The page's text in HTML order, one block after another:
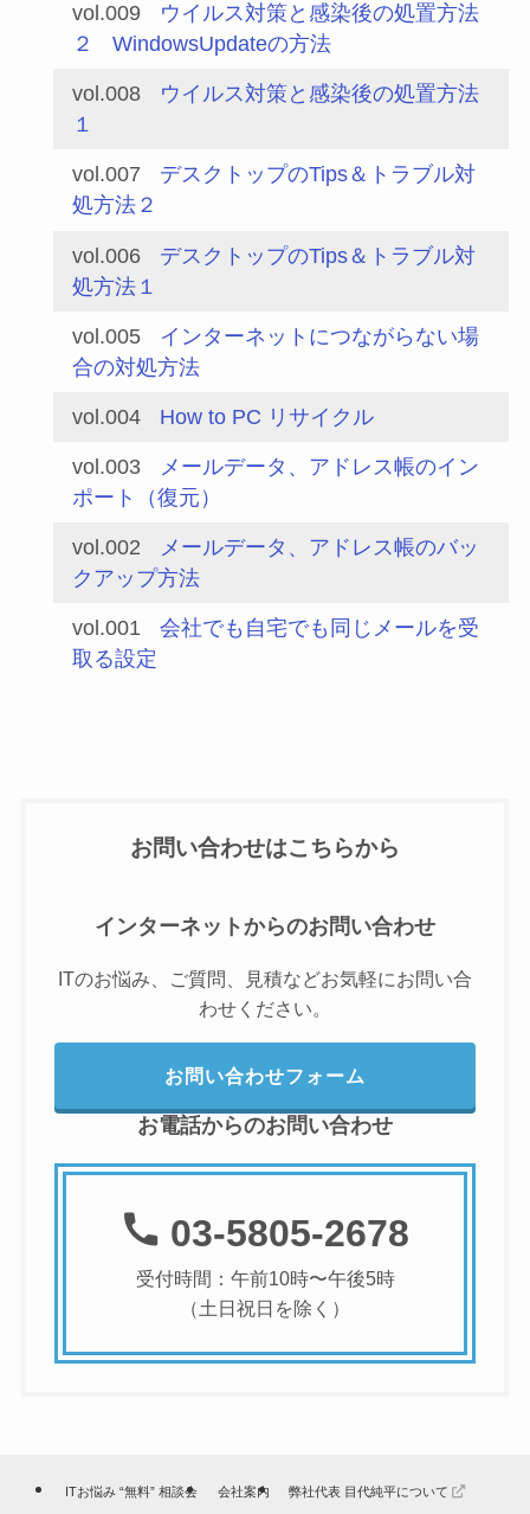
vol.009
ウイルス対策と感染後の処置方法
２
WindowsUpdateの方法
vol.008
ウイルス対策と感染後の処置方法
１
vol.007
デスクトップのTips＆トラブル対
処方法２
vol.006
デスクトップのTips＆トラブル対
処方法１
vol.005
インターネットにつながらない場
合の対処方法
vol.004 How to PC リサイクル
vol.003
メールデータ、アドレス帳のイン
ポート（復元）
vol.002
メールデータ、アドレス帳のバッ
クアップ方法
vol.001
会社でも自宅でも同じメールを受
取る設定
お問い合わせはこちらから
インターネットからのお問い合わせ
ITのお悩み、ご質問、見積などお気軽にお問い合
わせください。
お問い合わせフォーム
お電話からのお問い合わせ
03-5805-2678
受付時間：午前10時〜午後5時
（土日祝日を除く）
ITお悩み “無料” 相談会 会社案内 弊社代表 目代純平について